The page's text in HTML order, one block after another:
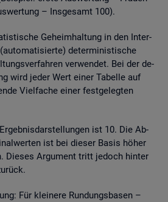
– Ins­ge­samt 100).
Ge­heim­hal­tung in den In­ter­
de­ter­mi­nis­ti­sche
ver­wen­det. Bei der de­
wird jeder Wert einer Ta­bel­le auf
Viel­fa­che einer fest­ge­leg­ten
ist 10. Die Ab­
ist bei die­ser Basis höher
Die­ses Ar­gu­ment tritt je­doch hin­ter
Für klei­ne­re Run­dungs­ba­sen –